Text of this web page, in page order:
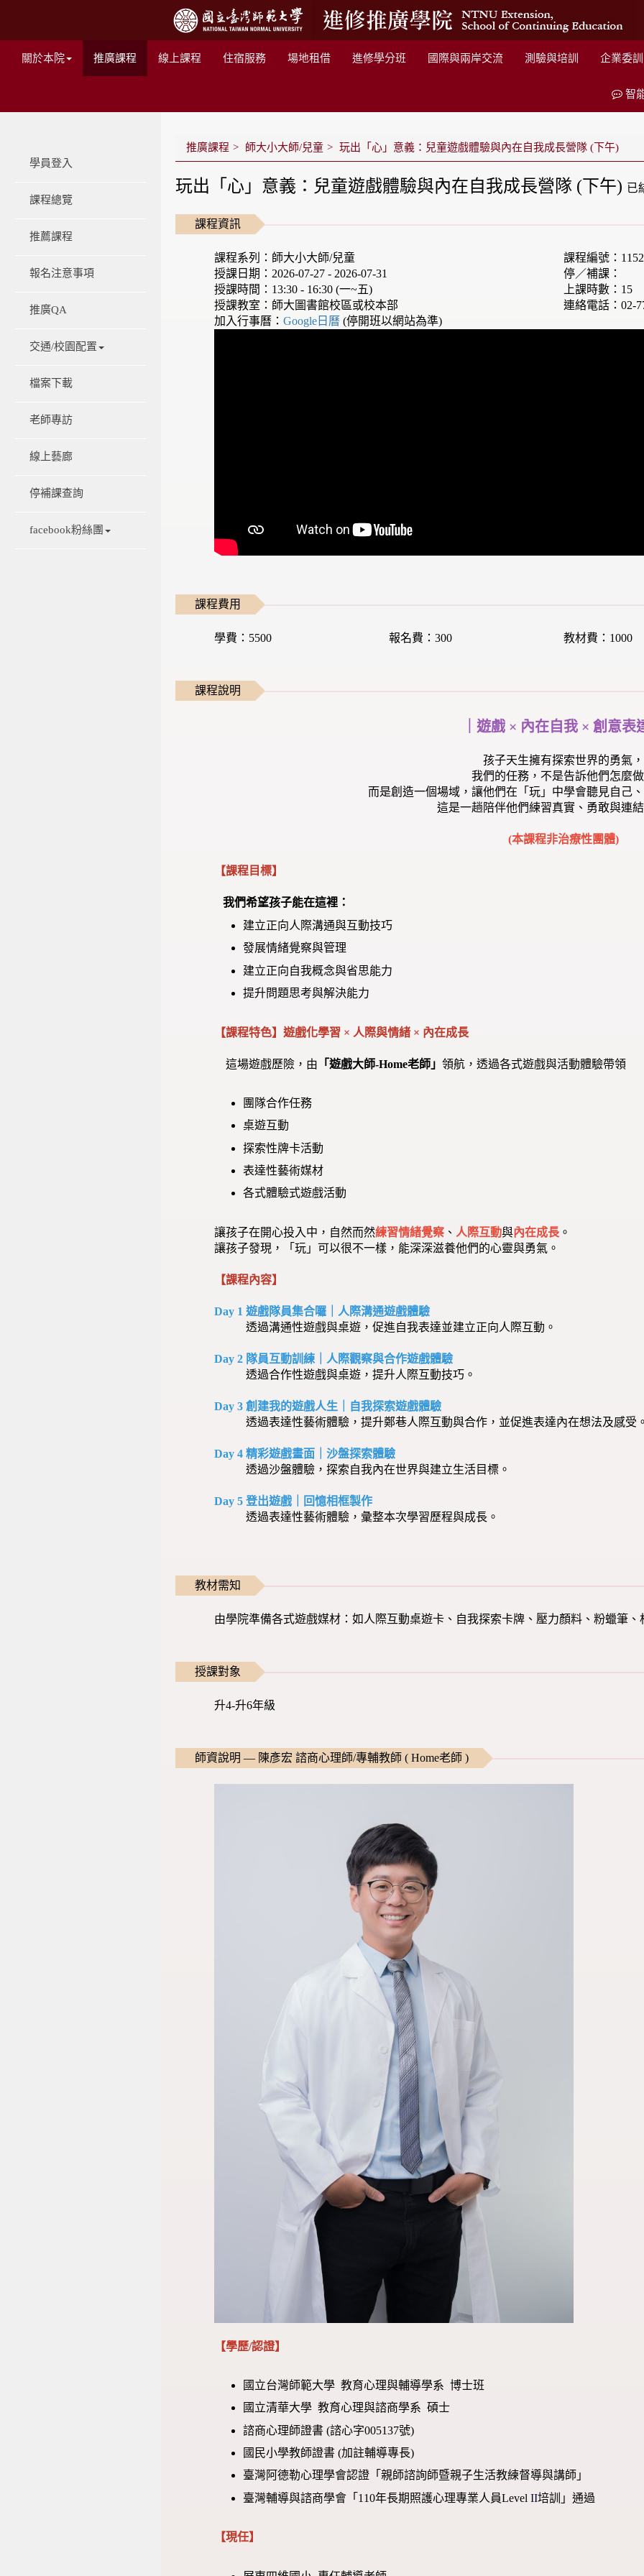
關於本院 推廣課程 線上課程 住宿服務 場地租借 進修學分班 國際與兩岸交流 測驗與培訓 企業委訓
智
學員登入
課程總覽
推薦課程
報名注意事項
推廣QA
交通/校園配置
檔案下載
老師專訪
線上藝廊
停補課查詢
facebook粉絲團
推廣課程 師大小大師/兒童 玩出「心」意義：兒童遊戲體驗與內在自我成長營隊 (下午)
玩出「心」意義：兒童遊戲體驗與內在自我成長營隊 (下午) 已
課程資訊
課程系列：師大小大師/兒童
課程編號：
授課日期：2026-07-27 - 2026-07-31
停／補課：
授課時間：13:30 - 16:30 (一~五)
上課時數：15
授課教室：師大圖書館校區或校本部
連絡電話：02-
加入行事曆：Google日曆(停開班以網站為準)
課程費用
學費：5500 報名費：300 教材費：1000
課程說明
｜遊戲 × 內在自我 × 創意表
孩子天生擁有探索世界的勇氣，
我們的任務，不是告訴他們怎麼
而是創造一個場域，讓他們在「玩」中學會聽見自己
這是一趟陪伴他們練習真實、勇敢與連
(本課程非治療性團體)
【課程目標】
我們希望孩子能在這裡：
建立正向人際溝通與互動技巧
發展情緒覺察與管理
建立正向自我概念與省思能力
提升問題思考與解決能力
【課程特色】遊戲化學習 × 人際與情緒 × 內在成長
這場遊戲歷險，由 「遊戲大師-Home老師」領航，透過各式遊戲與活動體驗帶領
團隊合作任務
桌遊互動
探索性牌卡活動
表達性藝術媒材
各式體驗式遊戲活動
讓孩子在開心投入中，自然而然練習情緒覺察 、 人際互動與內在成長 。
讓孩子發現，「玩」可以很不一樣，能深深滋養他們的心靈與勇氣。
【課程內容】
Day 1 遊戲隊員集合囉｜
人際溝通遊戲體驗
透過溝通性遊戲與桌遊，促進自我表達並建立正向人際互動。
Day 2 隊員互動訓練｜人際觀察與合作遊戲體驗
透過合作性遊戲與桌遊，提升人際互動技巧。
Day 3 創建我的遊戲人生｜自我探索遊戲體驗
透過表達性藝術體驗，提升鄭巷人際互動與合作，並促進表達內在想法及感受
Day 4 精彩遊戲畫面｜沙盤探索體驗
透過沙盤體驗，探索自我內在世界與建立生活目標。
Day 5 登出遊戲｜回憶相框製作
透過表達性藝術體驗，彙整本次學習歷程與成長。
教材需知
由學院準備各式遊戲媒材：如人際互動桌遊卡、自我探索卡牌、壓力顏料、粉蠟筆
授課對象
升4-升6年級
師資說明 — 陳彥宏 諮商心理師/專輔教師 ( Home老師 )
【學歷/認證】
國立台灣師範大學 教育心理與輔導學系 博士班
國立清華大學 教育心理與諮商學系 碩士
諮商心理師證書 (諮心字005137號)
國民小學教師證書 (加註輔導專長)
臺灣阿德勒心理學會認證「親師諮詢師暨親子生活教練督導與講師」
臺灣輔導與諮商學會「110年長期照護心理專業人員LevelII培訓」通過
【現任】